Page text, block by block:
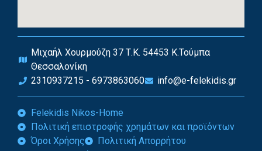
Μιχαήλ Χουρμούζη 37 Τ.Κ. 54453 Κ.Τούμπα
Θεσσαλονίκη
2310937215 - 6973863060
info@e-felekidis.gr
Felekidis Nikos-Home
Πολιτική επιστροφής χρημάτων και προϊόντων
Όροι Χρήσης
Πολιτική Απορρήτου